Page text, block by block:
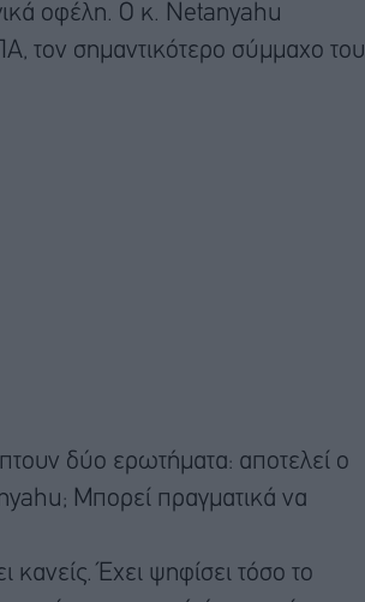
οφέλη. Ο κ. Netanyahu
τον σημαντικότερο σύμμαχο του
δύο ερωτήματα: αποτελεί ο
Μπορεί πραγματικά να
κανείς. Έχει ψηφίσει τόσο το